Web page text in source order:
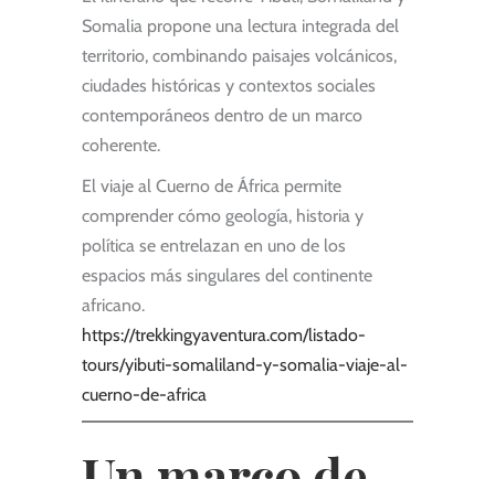
Somalia propone una lectura integrada del
territorio, combinando paisajes volcánicos,
ciudades históricas y contextos sociales
contemporáneos dentro de un marco
coherente.
El viaje al Cuerno de África permite
comprender cómo geología, historia y
política se entrelazan en uno de los
espacios más singulares del continente
africano.
https://trekkingyaventura.com/listado-
tours/yibuti-somaliland-y-somalia-viaje-al-
cuerno-de-africa